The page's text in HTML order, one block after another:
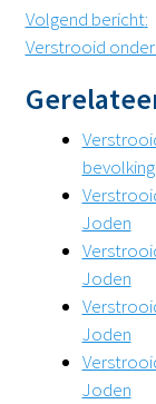
Volgend bericht:
Verstrooid
Joden
Joden
Joden
Joden